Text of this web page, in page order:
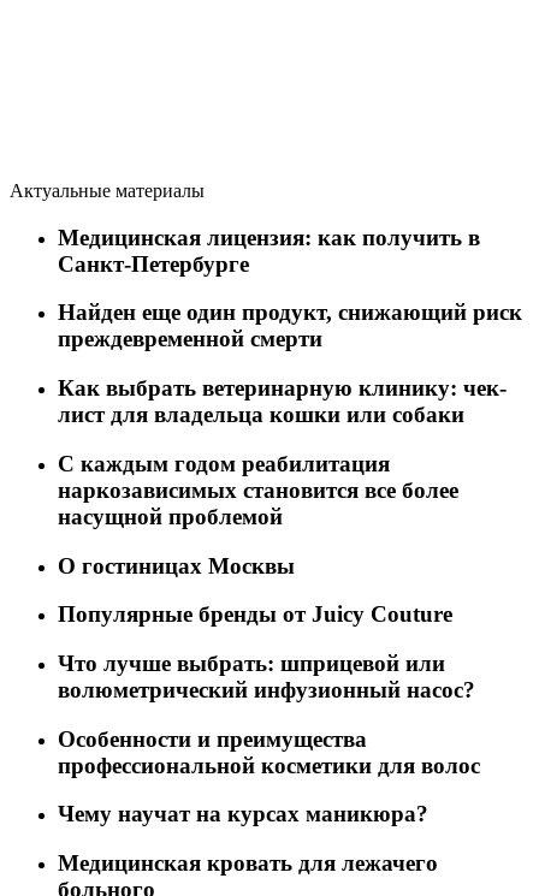
Актуальные материалы
Медицинская лицензия: как получить в
Санкт-Петербурге
Найден еще один продукт, снижающий риск
преждевременной смерти
Как выбрать ветеринарную клинику: чек-
лист для владельца кошки или собаки
C каждым годом реабилитация
наркозависимых становится все более
насущной проблемой
О гостиницах Москвы
Популярные бренды от Juicy Couture
Что лучше выбрать: шприцевой или
волюметрический инфузионный насос?
Особенности и преимущества
профессиональной косметики для волос
Чему научат на курсах маникюра?
Медицинская кровать для лежачего
больного